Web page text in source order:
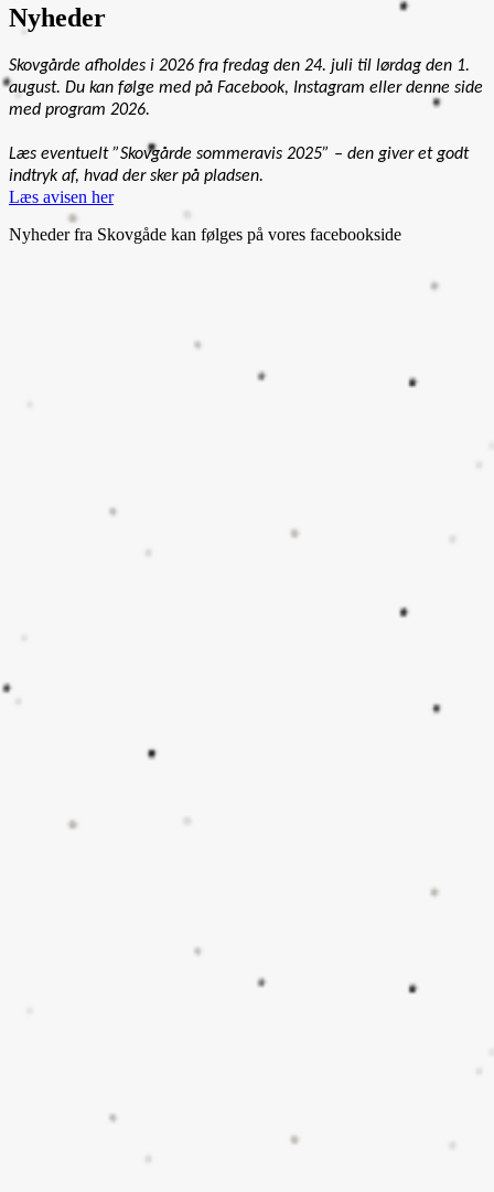
Nyheder
Skovgårde afholdes i 2026 fra fredag den 24. juli til lørdag den 1.
august. Du kan følge med på Facebook, Instagram eller denne side
med program 2026.
Læs eventuelt ”Skovgårde sommeravis 2025” – den giver et godt
indtryk af, hvad der sker på pladsen.
Læs avisen her
Nyheder fra Skovgåde kan følges på vores facebookside